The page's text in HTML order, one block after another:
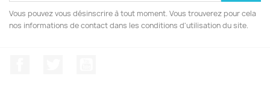
Vous pouvez vous désinscrire à tout moment. Vous trouverez pour cela
nos informations de contact dans les conditions d'utilisation du site.